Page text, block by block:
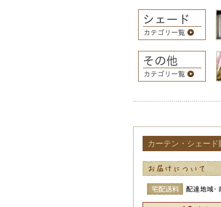
カーテン・シェー